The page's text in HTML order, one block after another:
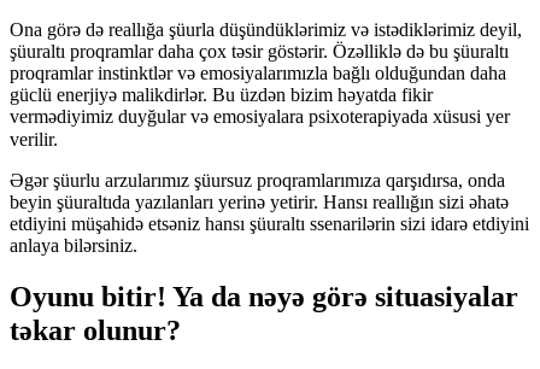
Ona görə də reallığa şüurla düşündüklərimiz və istədiklərimiz deyil,
şüuraltı proqramlar daha çox təsir göstərir. Özəlliklə də bu şüuraltı
proqramlar instinktlər və emosiyalarımızla bağlı olduğundan daha
güclü enerjiyə malikdirlər. Bu üzdən bizim həyatda fikir
vermədiyimiz duyğular və emosiyalara psixoterapiyada xüsusi yer
verilir.⠀
Əgər şüurlu arzularımız şüursuz proqramlarımıza qarşıdırsa, onda
beyin şüuraltıda yazılanları yerinə yetirir. Hansı reallığın sizi əhatə
etdiyini müşahidə etsəniz hansı şüuraltı ssenarilərin sizi idarə etdiyini
anlaya bilərsiniz.
Oyunu bitir! Ya da nəyə görə situasiyalar
təkar olunur?⠀